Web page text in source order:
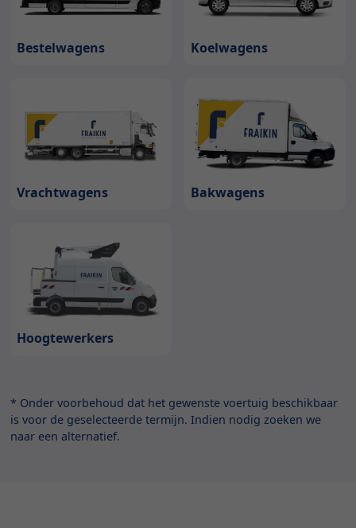
Bestelwagens Koelwagens
Vrachtwagens Bakwagens
Hoogtewerkers
* Onder voorbehoud dat het gewenste voertuig beschikbaar
is voor de geselecteerde termijn. Indien nodig zoeken we
naar een alternatief.